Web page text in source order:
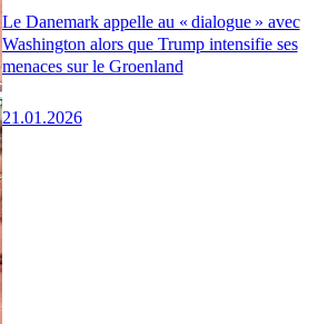
Le Danemark appelle au « dialogue » avec
Washington alors que Trump intensifie ses
menaces sur le Groenland
21.01.2026